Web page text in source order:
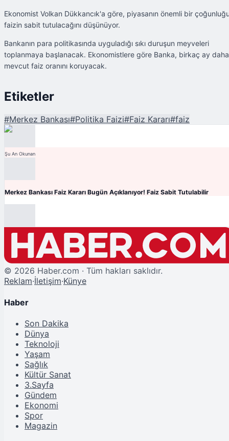
Ekonomist Volkan Dükkancık'a göre, piyasanın önemli bir
faizin sabit tutulacağını düşünüyor.
Bankanın para politikasında uyguladığı sıkı duruşun meyveleri
toplanmaya başlanacak. Ekonomistlere göre Banka, birkaç ay daha
mevcut faiz oranını koruyacak.
Etiketler
#Merkez Bankası#Politika Faizi#Faiz Kararı#faiz
Şu An Okunan
Merkez Bankası Faiz Kararı Bugün Açıklanıyor! Faiz Sabit Tutulabilir
© 2026 Haber.com · Tüm hakları saklıdır.
Reklam·İletişim·Künye
Haber
Son Dakika
Dünya
Teknoloji
Yaşam
Sağlık
Kültür Sanat
3.Sayfa
Gündem
Ekonomi
Spor
Magazin